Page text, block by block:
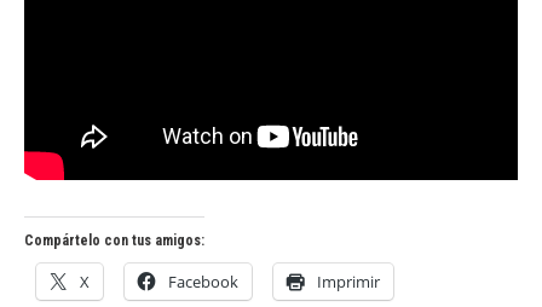
Compártelo con tus amigos:
X Facebook Imprimir